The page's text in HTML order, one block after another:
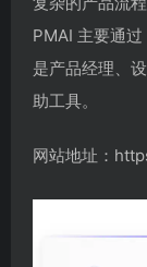
PMAI 主要通
是产品经理、
助工具。
网站地址：